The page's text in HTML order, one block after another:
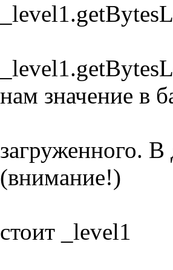
нам значение в
загруженного.
(внимание!)
стоит _level1